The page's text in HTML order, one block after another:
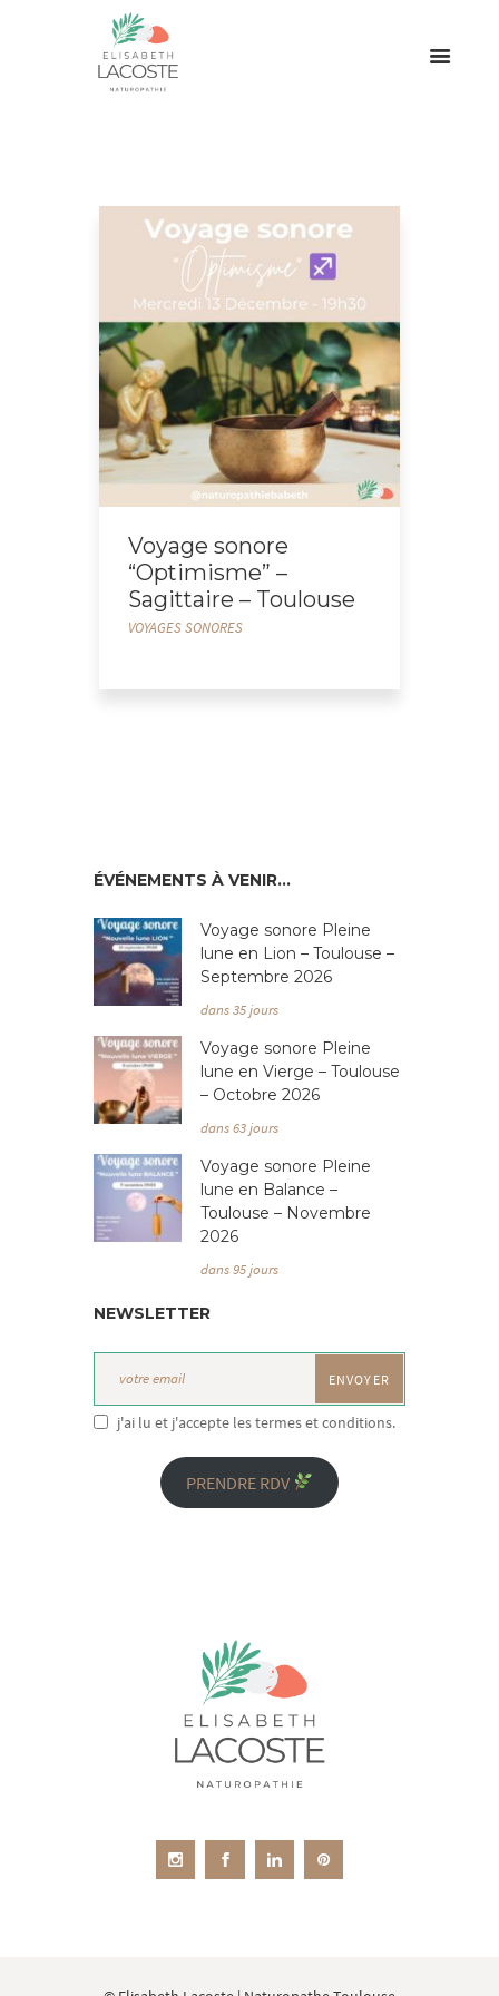
Voyage sonore
“Optimisme” –
Sagittaire – Toulouse
VOYAGES SONORES
ÉVÉNEMENTS À VENIR…
Voyage sonore Pleine
lune en Lion – Toulouse –
Septembre 2026
dans 35 jours
Voyage sonore Pleine
lune en Vierge – Toulouse
– Octobre 2026
dans 63 jours
Voyage sonore Pleine
lune en Balance –
Toulouse – Novembre
2026
dans 95 jours
NEWSLETTER
j'ai lu et j'accepte les termes et conditions.
PRENDRE RDV